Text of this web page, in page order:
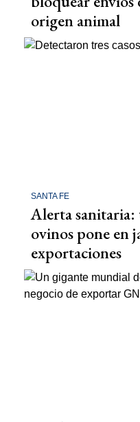
origen animal
SANTA FE
Alerta sanitaria:
ovinos pone en
exportaciones